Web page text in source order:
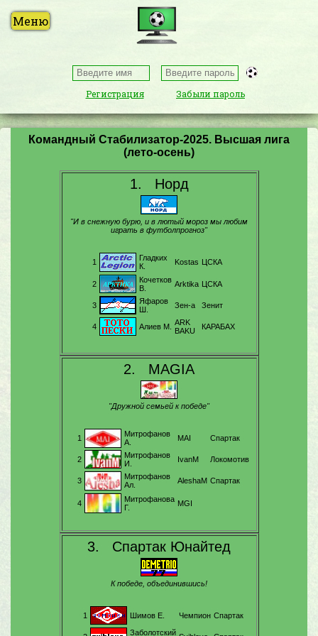
Регистрация Забыли пароль